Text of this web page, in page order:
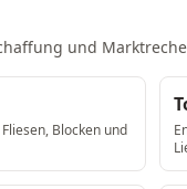
und
Blocken und